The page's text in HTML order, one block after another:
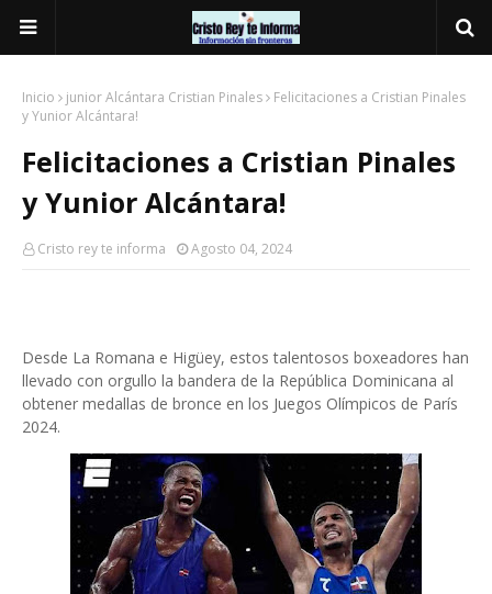
Inicio junior Alcántara Cristian Pinales
Felicitaciones a Cristian Pinales
y Yunior Alcántara!
Felicitaciones a Cristian Pinales
y Yunior Alcántara!
Cristo rey te informa Agosto 04, 2024
Desde La Romana e Higüey, estos talentosos boxeadores han
llevado con orgullo la bandera de la República Dominicana al
obtener medallas de bronce en los Juegos Olímpicos de París
2024.